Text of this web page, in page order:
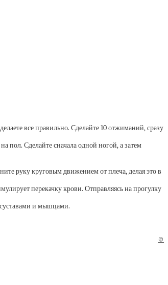
все правильно. Сделайте 10 отжиманий, сразу
Сделайте сначала одной ногой, а затем
руку круговым движением от плеча, делая это в
перекачку крови. Отправляясь на прогулку
и мышцами.
©